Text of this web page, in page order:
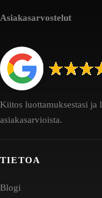
Asiakasarvostelut
Kiitos luottamuksestasi ja
asiakasarvioista.
TIETOA
Blogi